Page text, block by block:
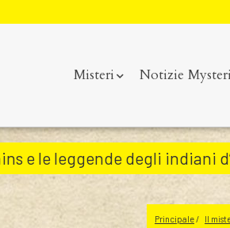
Misteri Notizie
e le leggende degli indiani
Principale Il